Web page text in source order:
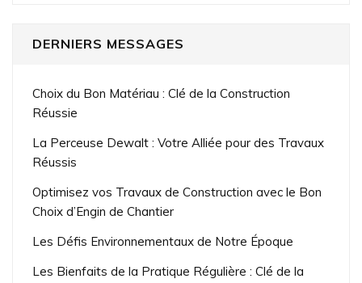
DERNIERS MESSAGES
Choix du Bon Matériau : Clé de la Construction
Réussie
La Perceuse Dewalt : Votre Alliée pour des Travaux
Réussis
Optimisez vos Travaux de Construction avec le Bon
Choix d’Engin de Chantier
Les Défis Environnementaux de Notre Époque
Les Bienfaits de la Pratique Régulière : Clé de la